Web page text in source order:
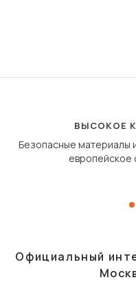
ВЫСОКОЕ
Безопасные материалы
европейское
Официальный